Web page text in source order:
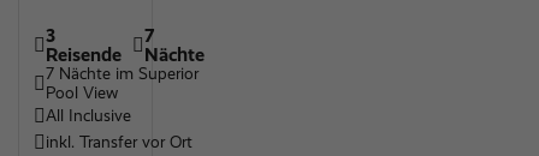
3
Reisende
7
Nächte
7 Nächte im Superior
Pool View
All Inclusive
inkl. Transfer vor Ort